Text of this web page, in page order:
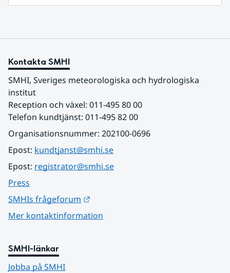
Kontakta SMHI
SMHI, Sveriges meteorologiska och hydrologiska
institut
Reception och växel: 011-495 80 00
Telefon kundtjänst: 011-495 82 00
Organisationsnummer: 202100-0696
Epost: kundtjanst@smhi.se
Epost: registrator@smhi.se
Press
SMHIs frågeforum
Mer kontaktinformation
SMHI-länkar
Jobba på SMHI